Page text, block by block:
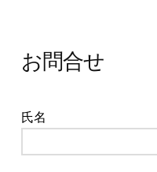
お問合せ
氏名